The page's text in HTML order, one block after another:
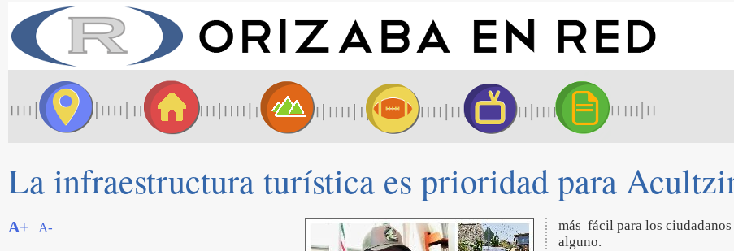
La infraestructura turística es prioridad para
A+ A-
más fácil para los
alguno.